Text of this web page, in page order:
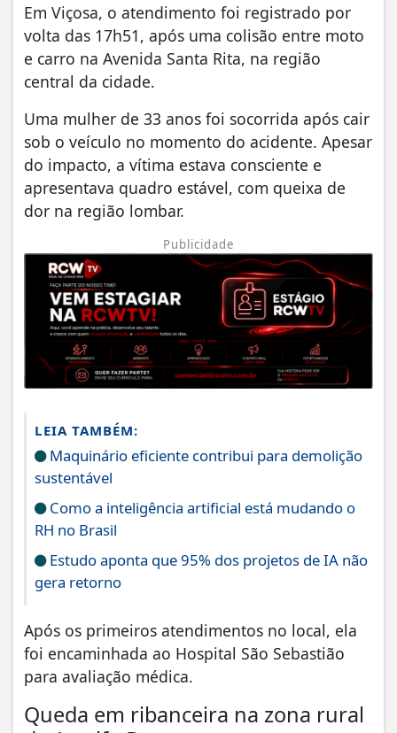
Em Viçosa, o atendimento foi registrado por
volta das 17h51, após uma colisão entre moto
e carro na Avenida Santa Rita, na região
central da cidade.
Uma mulher de 33 anos foi socorrida após cair
sob o veículo no momento do acidente. Apesar
do impacto, a vítima estava consciente e
apresentava quadro estável, com queixa de
dor na região lombar.
Publicidade
LEIA TAMBÉM:
Maquinário eficiente contribui para demolição
sustentável
Como a inteligência artificial está mudando o
RH no Brasil
Estudo aponta que 95% dos projetos de IA não
gera retorno
Após os primeiros atendimentos no local, ela
foi encaminhada ao Hospital São Sebastião
para avaliação médica.
Queda em ribanceira na zona rural